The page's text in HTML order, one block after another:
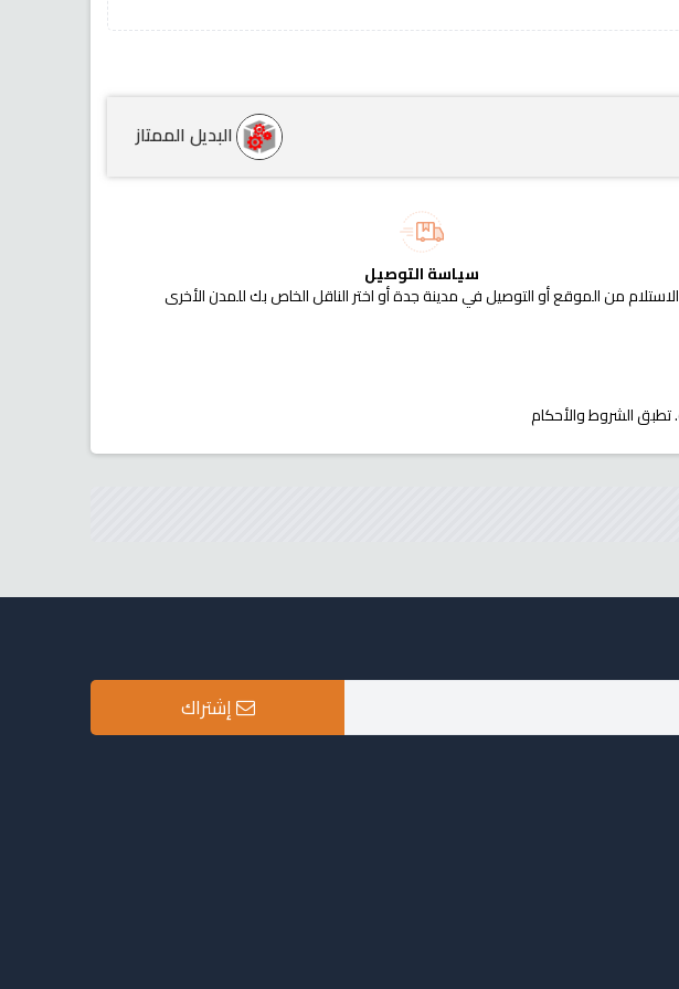
البديل الممتاز
سياسة التوصيل
الاستلام من الموقع أو التوصيل في مدينة جدة أو اختر الناقل الخاص بك للمدن الأخرى
إشتراك